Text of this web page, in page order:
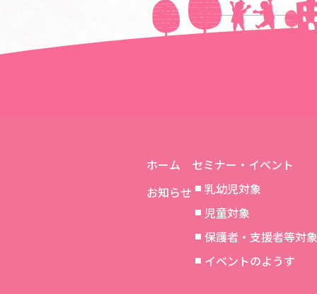
＜＜前の記事へ
ホーム
お知らせ
セミナー・イベント
乳幼児対象
児童対象
保護者・支援者等対象
イベントのようす